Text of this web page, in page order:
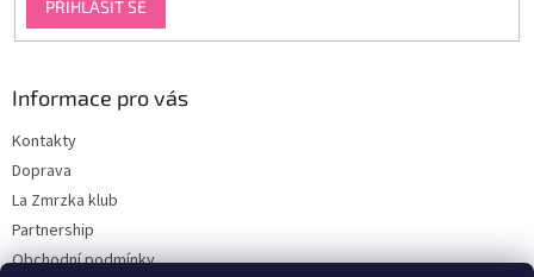
PŘIHLÁSIT SE
Informace pro vás
Kontakty
Doprava
La Zmrzka klub
Partnership
Obchodní podmínky